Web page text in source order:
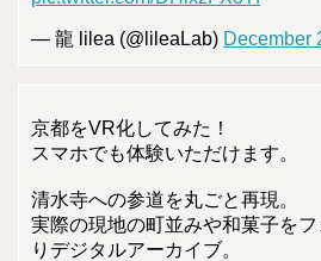
— 龍 lilea (@lileaLab) December
京都をVR化してみた！
スマホでも体験いただけます。
清水寺への参道を丸ごと再現。
実際の現地の町並みや和菓子を
りデジタルアーカイブ。